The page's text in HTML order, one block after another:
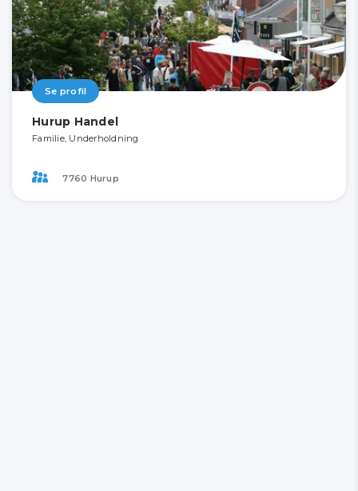
Se profil
Hurup Handel
Familie, Underholdning
7760 Hurup